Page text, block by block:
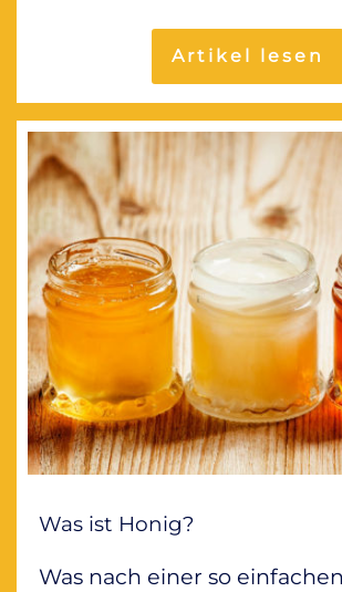
Artikel lesen
Was ist Honig?
Was nach einer so